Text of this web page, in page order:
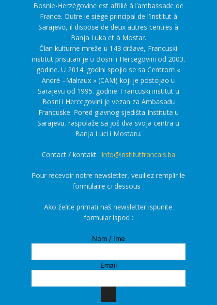
Bosnie-Herzégovine est affilié à l’ambassade de
France. Outre le siège principal de l’Institut à
Sarajevo, il dispose de deux autres centres à
Banja Luka et à Mostar.
Član kulturne mreže u 143 države, Francuski
institut prisutan je u Bosni i Hercegovini od 2003.
godine. U 2014. godini spojio se sa Centrom «
André –Malraux » (CAM) koji je postojao u
Sarajevu od 1995. godine. Francuski institut u
Bosni i Hercegovini je vezan za Ambasadu
Francuske. Pored glavnog sjedišta Instituta u
Sarajevu, raspolaže sa još dva svoja centra u
Banja Luci i Mostaru.
Contact / kontakt : info@institutfrancais.ba
Pour recevoir notre newsletter, veuillez remplir le
formulaire ci-dessous :
Ako želite primati naš newsletter ispunite
formular ispod :
Nom / Ime
Email